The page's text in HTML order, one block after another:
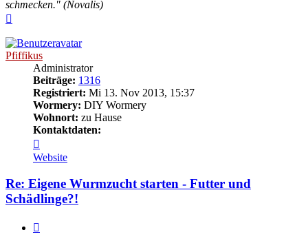
schmecken." (Novalis)
Pfiffikus
Administrator
Beiträge: 1316
Registriert: Mi 13. Nov 2013, 15:37
Wormery: DIY Wormery
Wohnort: zu Hause
Kontaktdaten:
von
Pfiffikus
Website
Re: Eigene Wurmzucht starten - Futter und
Schädlinge?!